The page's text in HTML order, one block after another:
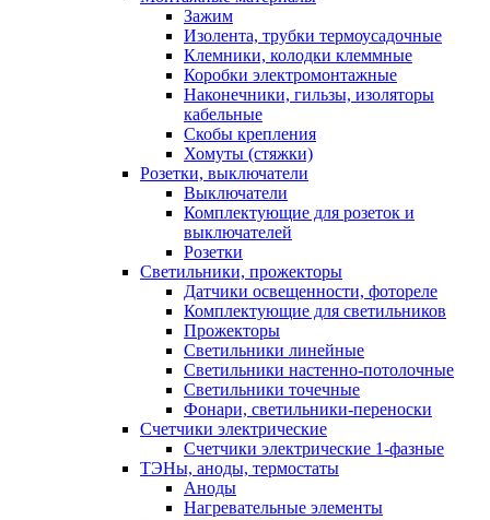
Зажим
Изолента, трубки термоусадочные
Клемники, колодки клеммные
Коробки электромонтажные
Наконечники, гильзы, изоляторы
кабельные
Скобы крепления
Хомуты (стяжки)
Розетки, выключатели
Выключатели
Комплектующие для розеток и
выключателей
Розетки
Светильники, прожекторы
Датчики освещенности, фотореле
Комплектующие для светильников
Прожекторы
Светильники линейные
Светильники настенно-потолочные
Светильники точечные
Фонари, светильники-переноски
Счетчики электрические
Счетчики электрические 1-фазные
ТЭНы, аноды, термостаты
Аноды
Нагревательные элементы